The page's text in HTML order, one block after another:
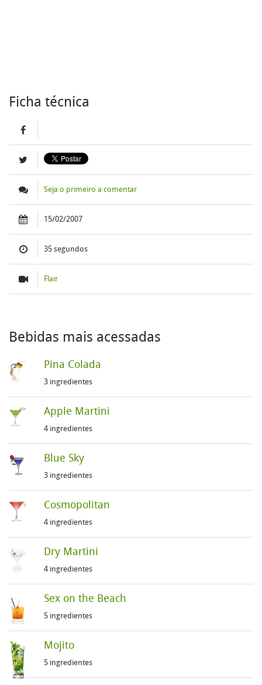
Ficha técnica
Seja o primeiro a comentar
15/02/2007
35 segundos
Flair
Bebidas mais acessadas
Pina Colada
3 ingredientes
Apple Martini
4 ingredientes
Blue Sky
3 ingredientes
Cosmopolitan
4 ingredientes
Dry Martini
4 ingredientes
Sex on the Beach
5 ingredientes
Mojito
5 ingredientes